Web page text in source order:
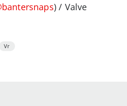
) / Valve
Vr